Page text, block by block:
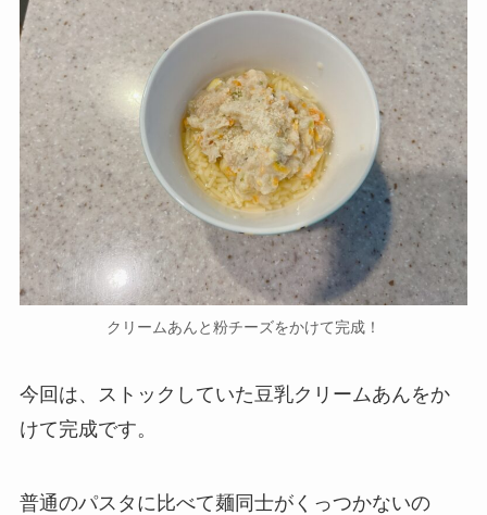
クリームあんと粉チーズをかけて完成！
今回は、ストックしていた豆乳クリームあんをか
けて完成です。
普通のパスタに比べて麺同士がくっつかないの